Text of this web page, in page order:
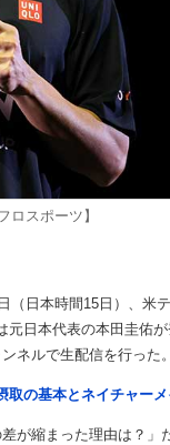
ロスポーツ】
日本時間15日）、米
日本代表の本田圭佑
ネルで生配信を行った。
の基本とネイチャー
が縮まった理由は？」